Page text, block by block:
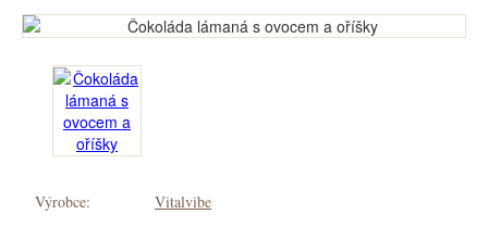
Výrobce: Vitalvibe